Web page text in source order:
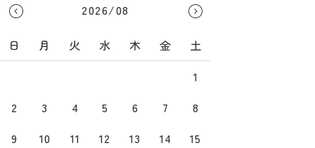
2026/08
日 月 火 水 木 金
土
1
2
3 4 5 6 7
8
9
10 11 12 13 14
15